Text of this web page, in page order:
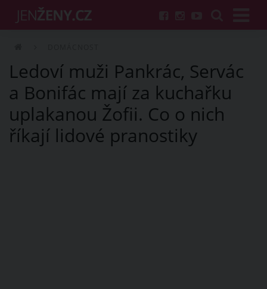
Ledoví muži Pankrác, Servác
a Bonifác mají za kuchařku
uplakanou Žofii. Co o nich
říkají lidové pranostiky